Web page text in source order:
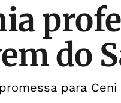
do
para